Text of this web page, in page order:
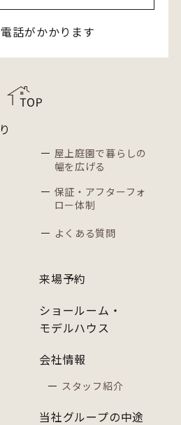
話がかかります
来場予約
ショールーム・
モデルハウス
会社情報
スタッフ紹介
当社グループの中途
屋上庭園で暮らしの
幅を広げる
保証・アフターフォ
ロー体制
よくある質問